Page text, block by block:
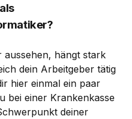
aussehen, hängt stark
dein Arbeitgeber tätig
hier einmal ein paar
bei einer Krankenkasse
deiner